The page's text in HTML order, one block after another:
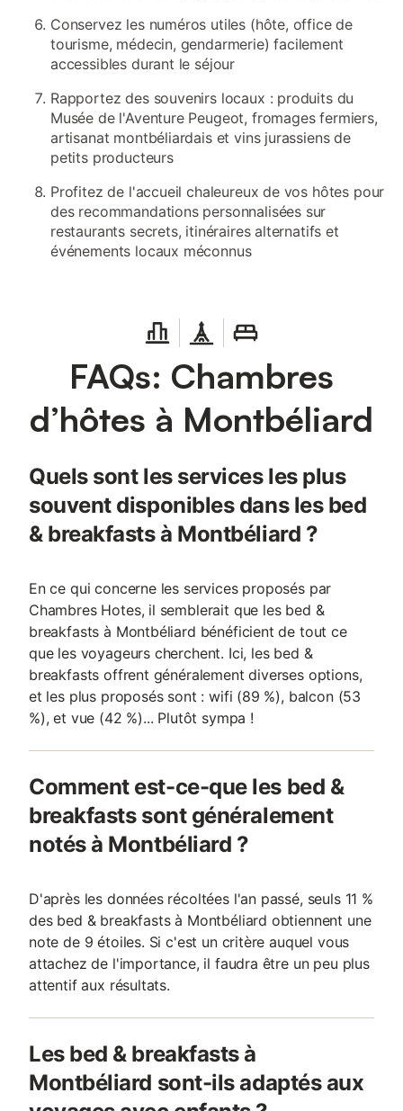
Conservez les numéros utiles (hôte, office de
tourisme, médecin, gendarmerie) facilement
accessibles durant le séjour
Rapportez des souvenirs locaux : produits du
Musée de l'Aventure Peugeot, fromages fermiers,
artisanat montbéliardais et vins jurassiens de
petits producteurs
Profitez de l'accueil chaleureux de vos hôtes pour
des recommandations personnalisées sur
restaurants secrets, itinéraires alternatifs et
événements locaux méconnus
FAQs: Chambres
d’hôtes à Montbéliard
Quels sont les services les plus
souvent disponibles dans les bed
& breakfasts à Montbéliard ?
En ce qui concerne les services proposés par
Chambres Hotes, il semblerait que les bed &
breakfasts à Montbéliard bénéficient de tout ce
que les voyageurs cherchent. Ici, les bed &
breakfasts offrent généralement diverses options,
et les plus proposés sont : wifi (89 %), balcon (53
%), et vue (42 %)... Plutôt sympa !
Comment est-ce-que les bed &
breakfasts sont généralement
notés à Montbéliard ?
D'après les données récoltées l'an passé, seuls 11 %
des bed & breakfasts à Montbéliard obtiennent une
note de 9 étoiles. Si c'est un critère auquel vous
attachez de l'importance, il faudra être un peu plus
attentif aux résultats.
Les bed & breakfasts à
Montbéliard sont-ils adaptés aux